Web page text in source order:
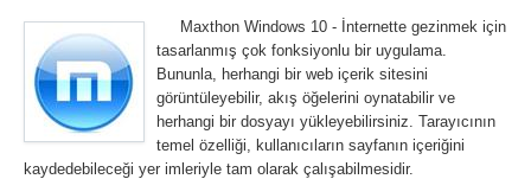
Maxthon Windows 10 - İnternette gezinmek için
tasarlanmış çok fonksiyonlu bir uygulama.
Bununla, herhangi bir web içerik sitesini
görüntüleyebilir, akış öğelerini oynatabilir ve
herhangi bir dosyayı yükleyebilirsiniz. Tarayıcının
temel özelliği, kullanıcıların sayfanın içeriğini
kaydedebileceği yer imleriyle tam olarak çalışabilmesidir.